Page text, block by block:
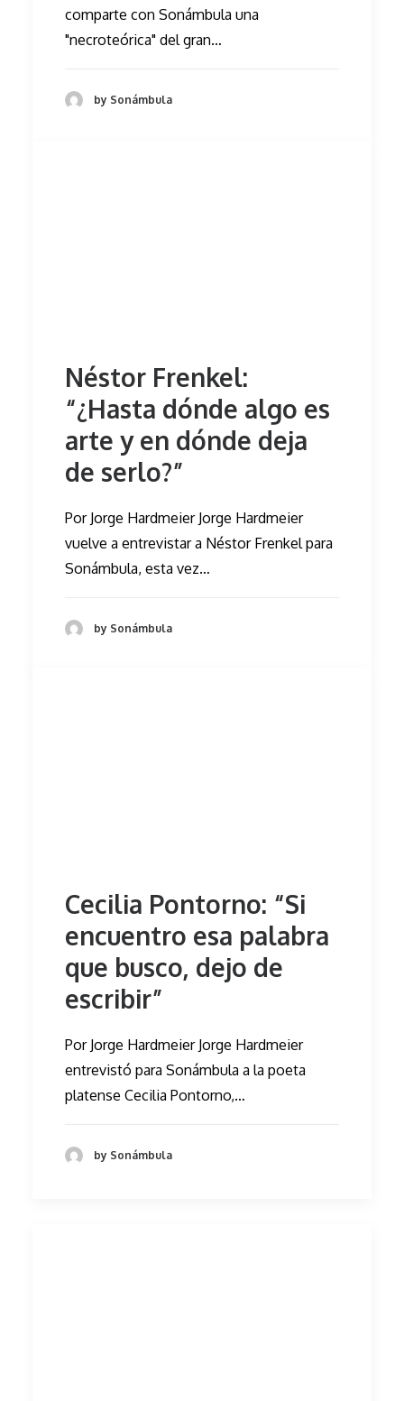
comparte con Sonámbula una
"necroteórica" del gran…
by Sonámbula
Néstor Frenkel:
“¿Hasta dónde algo es
arte y en dónde deja
de serlo?”
Por Jorge Hardmeier Jorge Hardmeier
vuelve a entrevistar a Néstor Frenkel para
Sonámbula, esta vez…
by Sonámbula
Cecilia Pontorno: “Si
encuentro esa palabra
que busco, dejo de
escribir”
Por Jorge Hardmeier Jorge Hardmeier
entrevistó para Sonámbula a la poeta
platense Cecilia Pontorno,…
by Sonámbula